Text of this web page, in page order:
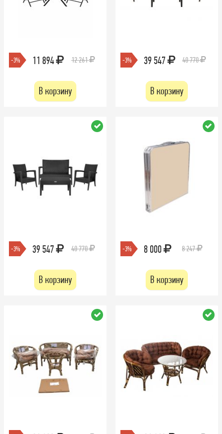
-3% 11 894 12 261
В корзину
-3% 39 547 40 770
В корзину
-3% 39 547 40 770
В корзину
-3% 8 000 8 247
В корзину